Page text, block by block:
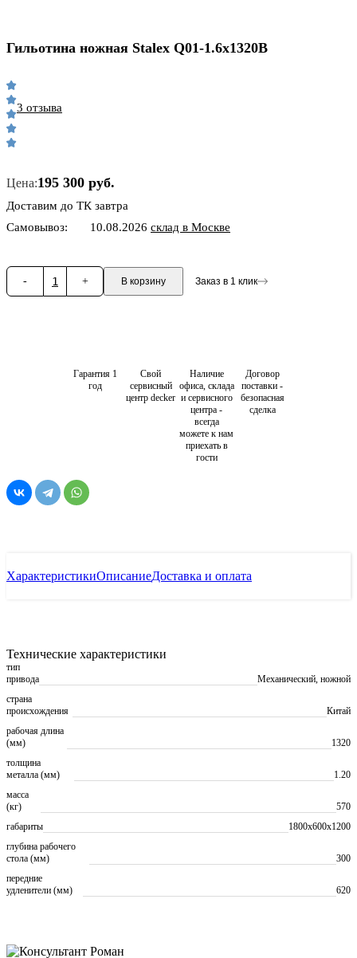
Гильотина ножная Stalex Q01-1.6x1320B
3 отзыва
Цена:195 300 руб.
Доставим до ТК завтра
Самовывоз:
10.08.2026 склад в Москве
- 1 + В корзину Заказ в 1 клик
Гарантия 1
год
Свой
сервисный
центр decker
Наличие
офиса, склада
и сервисного
центра -
всегда
можете к нам
приехать в
гости
Договор
поставки -
безопасная
сделка
ХарактеристикиОписаниеДоставка и оплата
Технические характеристики
тип
привода
Механический, ножной
страна
происхождения
Китай
рабочая длина
(мм)
1320
толщина
металла (мм)
1.20
масса
(кг)
570
габариты
1800х600х1200
глубина рабочего
стола (мм)
300
передние
удленители (мм)
620